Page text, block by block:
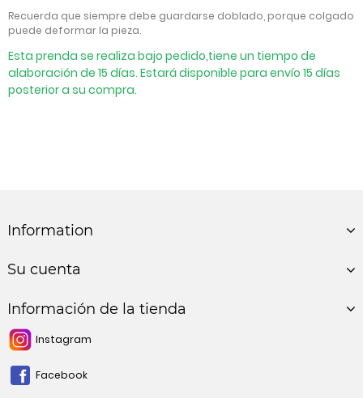
Recuerda que siempre debe guardarse doblado, porque colgado
puede deformar la pieza.
Esta prenda se realiza bajo pedido,tiene un tiempo de
alaboración de 15 días. Estará disponible para envío 15 días
posterior a su compra.
Information
Su cuenta
Información de la tienda
Instagram
Facebook